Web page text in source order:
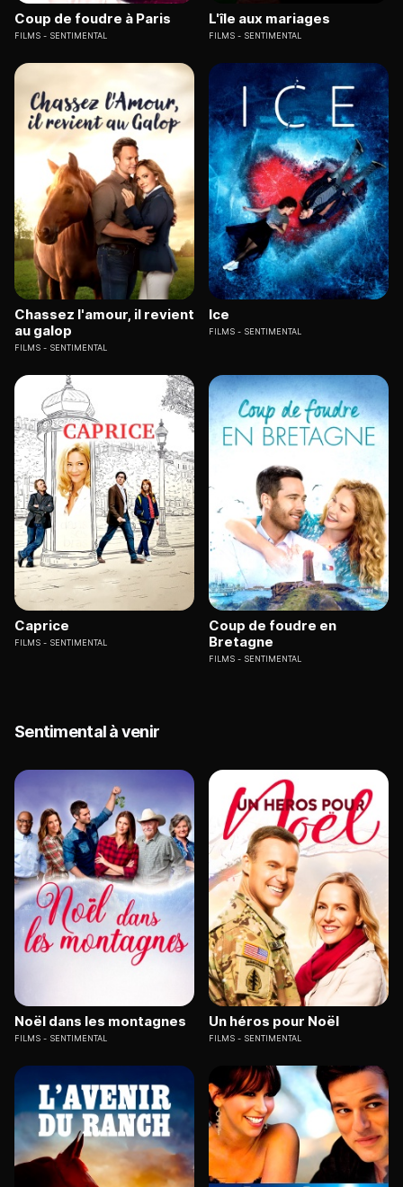
Coup de foudre à Paris
FILMS SENTIMENTAL
L'île aux mariages
FILMS SENTIMENTAL
Chassez l'amour, il revient
au galop
FILMS SENTIMENTAL
Ice
FILMS SENTIMENTAL
Caprice
FILMS SENTIMENTAL
Coup de foudre en
Bretagne
FILMS SENTIMENTAL
Sentimental à venir
Noël dans les montagnes
FILMS SENTIMENTAL
Un héros pour Noël
FILMS SENTIMENTAL